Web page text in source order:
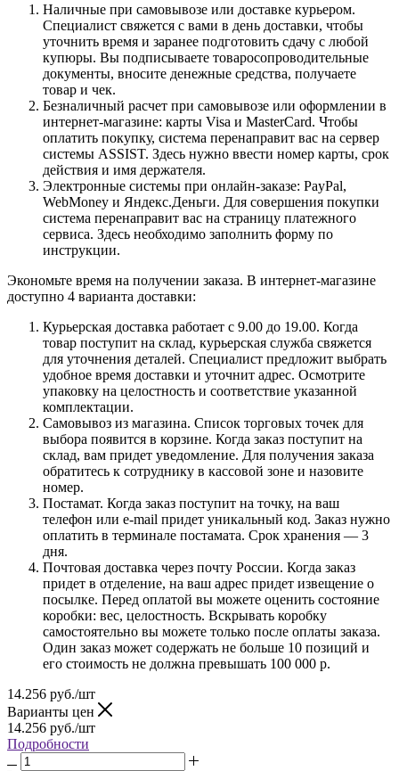
Наличные при самовывозе или доставке курьером.
Специалист свяжется с вами в день доставки, чтобы
уточнить время и заранее подготовить сдачу с любой
купюры. Вы подписываете товаросопроводительные
документы, вносите денежные средства, получаете
товар и чек.
Безналичный расчет при самовывозе или оформлении в
интернет-магазине: карты Visa и MasterCard. Чтобы
оплатить покупку, система перенаправит вас на сервер
системы ASSIST. Здесь нужно ввести номер карты, срок
действия и имя держателя.
Электронные системы при онлайн-заказе: PayPal,
WebMoney и Яндекс.Деньги. Для совершения покупки
система перенаправит вас на страницу платежного
сервиса. Здесь необходимо заполнить форму по
инструкции.
Экономьте время на получении заказа. В интернет-магазине
доступно 4 варианта доставки:
Курьерская доставка работает с 9.00 до 19.00. Когда
товар поступит на склад, курьерская служба свяжется
для уточнения деталей. Специалист предложит выбрать
удобное время доставки и уточнит адрес. Осмотрите
упаковку на целостность и соответствие указанной
комплектации.
Самовывоз из магазина. Список торговых точек для
выбора появится в корзине. Когда заказ поступит на
склад, вам придет уведомление. Для получения заказа
обратитесь к сотруднику в кассовой зоне и назовите
номер.
Постамат. Когда заказ поступит на точку, на ваш
телефон или e-mail придет уникальный код. Заказ нужно
оплатить в терминале постамата. Срок хранения — 3
дня.
Почтовая доставка через почту России. Когда заказ
придет в отделение, на ваш адрес придет извещение о
посылке. Перед оплатой вы можете оценить состояние
коробки: вес, целостность. Вскрывать коробку
самостоятельно вы можете только после оплаты заказа.
Один заказ может содержать не больше 10 позиций и
его стоимость не должна превышать 100 000 р.
14.256 руб./шт
Варианты цен
14.256 руб./шт
Подробности